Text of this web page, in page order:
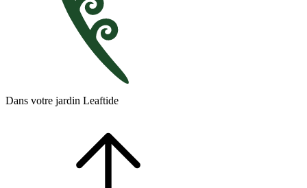
Dans votre jardin Leaftide